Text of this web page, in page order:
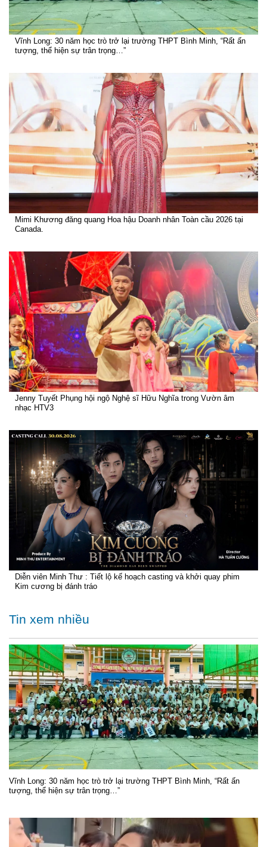
Vĩnh Long: 30 năm học trò trở lại trường THPT Bình Minh, “Rất ấn
tượng, thể hiện sự trân trọng…”
Mimi Khương đăng quang Hoa hậu Doanh nhân Toàn cầu 2026 tại
Canada.
Jenny Tuyết Phụng hội ngộ Nghệ sĩ Hữu Nghĩa trong Vườn âm
nhạc HTV3
Diễn viên Minh Thư : Tiết lộ kế hoạch casting và khởi quay phim
Kim cương bị đánh tráo
Tin xem nhiều
Vĩnh Long: 30 năm học trò trở lại trường THPT Bình Minh, “Rất ấn
tượng, thể hiện sự trân trọng…”